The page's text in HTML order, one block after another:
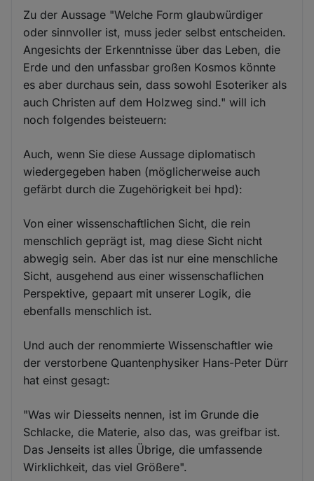
Zu der Aussage "Welche Form glaubwürdiger
oder sinnvoller ist, muss jeder selbst entscheiden.
Angesichts der Erkenntnisse über das Leben, die
Erde und den unfassbar großen Kosmos könnte
es aber durchaus sein, dass sowohl Esoteriker als
auch Christen auf dem Holzweg sind." will ich
noch folgendes beisteuern:
Auch, wenn Sie diese Aussage diplomatisch
wiedergegeben haben (möglicherweise auch
gefärbt durch die Zugehörigkeit bei hpd):
Von einer wissenschaftlichen Sicht, die rein
menschlich geprägt ist, mag diese Sicht nicht
abwegig sein. Aber das ist nur eine menschliche
Sicht, ausgehend aus einer wissenschaflichen
Perspektive, gepaart mit unserer Logik, die
ebenfalls menschlich ist.
Und auch der renommierte Wissenschaftler wie
der verstorbene Quantenphysiker Hans-Peter Dürr
hat einst gesagt:
"Was wir Diesseits nennen, ist im Grunde die
Schlacke, die Materie, also das, was greifbar ist.
Das Jenseits ist alles Übrige, die umfassende
Wirklichkeit, das viel Größere".